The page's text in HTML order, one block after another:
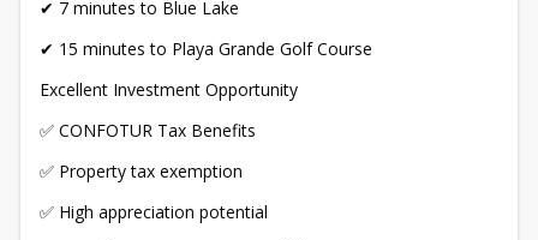
✔ 7 minutes to Blue Lake
✔ 15 minutes to Playa Grande Golf Course
Excellent Investment Opportunity
✅ CONFOTUR Tax Benefits
✅ Property tax exemption
✅ High appreciation potential